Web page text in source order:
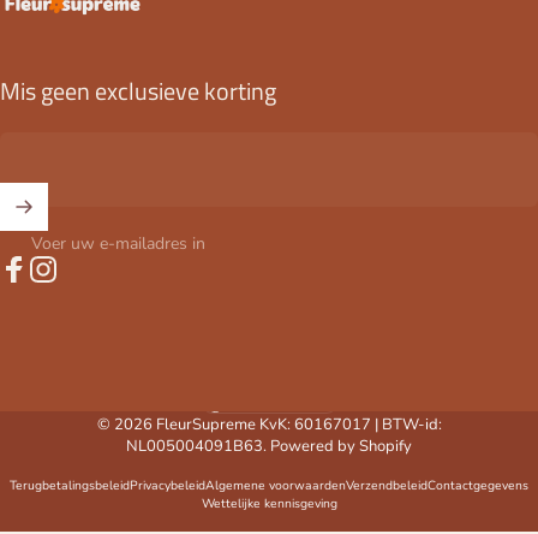
Mis geen exclusieve korting
Voer uw e-mailadres in
© 2026 FleurSupreme KvK: 60167017 | BTW-id:
NL005004091B63. Powered by Shopify
TerugbetalingsbeleidPrivacybeleidAlgemene voorwaardenVerzendbeleidContactgegevens
Wettelijke kennisgeving
Land/regio